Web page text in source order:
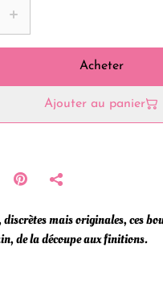
Acheter
Ajouter au panier
mais originales, ces
de la découpe aux finitions.